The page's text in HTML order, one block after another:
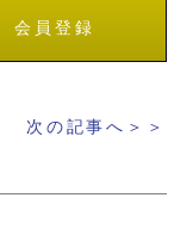
会員登録
次の記事へ＞＞